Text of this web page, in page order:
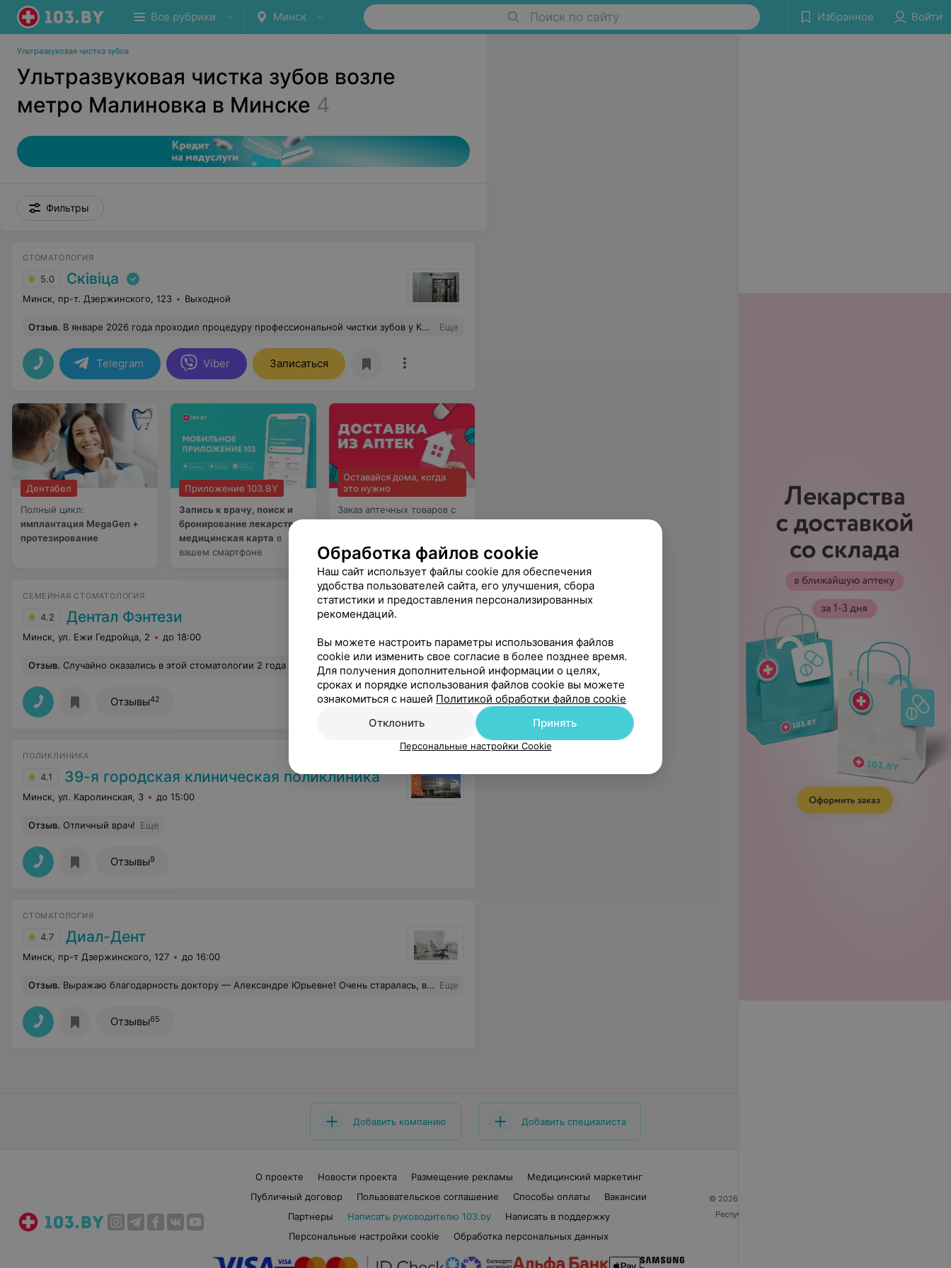
Все рубрики Минск Поиск по сайту Избранное Войти
Ультразвуковая чистка зубов
Ультразвуковая чистка зубов возле
метро Малиновка в Минске 4
Фильтры
СТОМАТОЛОГИЯ
5.0 Сківіца
Минск, пр-т. Дзержинского, 123 Выходной
Отзыв. В январе 2026 года проходил процедуру профессиональной чистки зубов у Кичкаева Артема Валерьевича. "Скивица" у меня не простая - возраст,пародонтоз и тд... После 1.5 часов титанической ( не побоюсь этого слова) работы,доктор ответил на все мои вопросы, сделал назначения, дал рекомендации по уходу. Я очень доволен результатом! Артем Валерьевич, спасибо Вам огромное за профессионализм, доброжелательность и внимание. Успехов Вам и только позитивных,благодарных пациентов. Еще
Telegram Viber Записаться
Дентабел
Полный цикл:
имплантация MegaGen +
протезирование
Приложение 103.BY
Запись к врачу, поиск и
бронирование лекарств,
медицинская карта в
вашем смартфоне
Оставайся дома, когда
это нужно
Заказ аптечных товаров с
СЕМЕЙНАЯ СТОМАТОЛОГИЯ
4.2 Дентал Фэнтези
Минск, ул. Ежи Гедройца, 2 до 18:00
Отзыв. Случайно оказались в этой стоматологии 2 года назад и по сей день мы обращаемся только сюда. Наш лечащий врач Алейникова Екатерина, огромное ей спасибо за качественную работу и внимательный подход, всегда уходим с отличным настроением, и пломбы на наших передних зубках стоят ооочень долго! :) Привет ей от Камиллы! :) :)
Отзывы42
ПОЛИКЛИНИКА
4.1 39-я городская клиническая поликлиника
Минск, ул. Каролинская, 3 до 15:00
Отзыв. Отличный врач! Еще
Отзывы9
СТОМАТОЛОГИЯ
4.7 Диал-Дент
Минск, пр-т Дзержинского, 127 до 16:00
Отзыв. Выражаю благодарность доктору — Александре Юрьевне! Очень старалась, всё делала аккуратно, комментировала манипуляции, что кстати, психилогически успокаивает. Делала гигиену полости рта. Врач научила правильно пользоваться зубной нитью, проконсультировала, составила перспективу устранения проблемных моментов! Доктор-умница! Рекомендую всем Еще
Отзывы65
Добавить компанию Добавить специалиста
О проекте Новости проекта Размещение рекламы
Медицинский маркетинг
Публичный договор
Пользовательское соглашение Способы оплаты
Вакансии
Партнеры
Написать руководителю 103.by
Написать в поддержку
Персональные настройки cookie
Обработка персональных данных
© 2026 ООО «Артокс Лаб», УНП 191700409
Республика Беларусь, г. Минск, улица Толбухина, 2,
Обработка файлов cookie
Наш сайт использует файлы cookie для обеспечения
удобства пользователей сайта, его улучшения, сбора
статистики и предоставления персонализированных
рекомендаций.
Вы можете настроить параметры использования файлов
cookie или изменить свое согласие в более позднее время.
Для получения дополнительной информации о целях,
сроках и порядке использования файлов cookie вы можете
ознакомиться с нашей Политикой обработки файлов cookie
Отклонить
Принять
Персональные настройки Cookie